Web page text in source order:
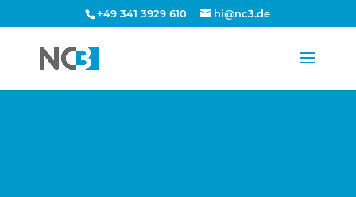
+49 341 3929 610 hi@nc3.de